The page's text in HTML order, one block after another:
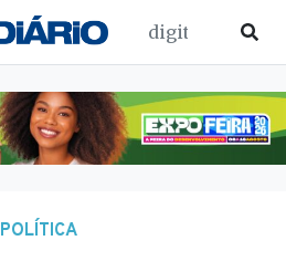
POLÍTICA